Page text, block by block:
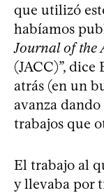
que utilizó
habíamos
Journal of the
(JACC)”, dice
atrás (en un
avanza
trabajos que
El trabajo al
y llevaba por